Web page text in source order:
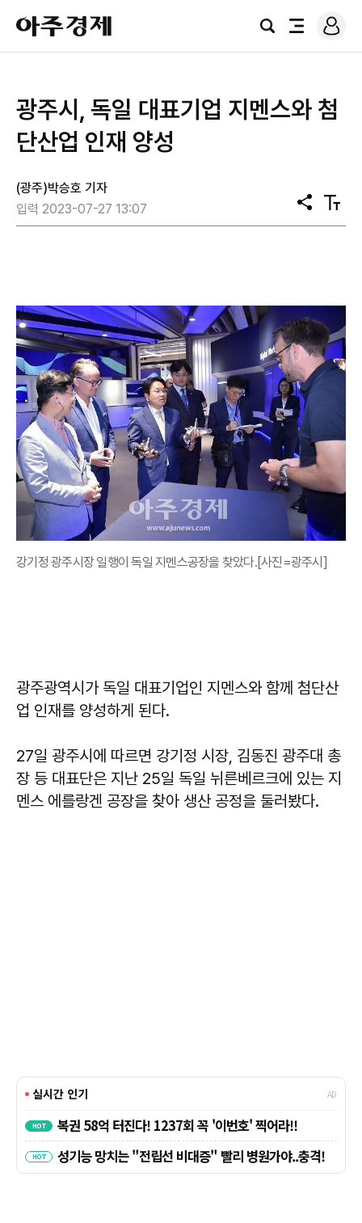
아
주
경
검
전
로
그
광주시, 독일 대표기업 지멘스와 첨
단산업 인재 양성
(광주)박승호 기자
입력 2023-07-27 13:07
공
유
텍
스
강기정 광주시장 일행이 독일 지멘스공장을 찾았다.[사진=광주시]
광주광역시가 독일 대표기업인 지멘스와 함께 첨단산
업 인재를 양성하게 된다.
27일 광주시에 따르면 강기정 시장, 김동진 광주대 총
장 등 대표단은 지난 25일 독일 뉘른베르크에 있는 지
멘스 에를랑겐 공장을 찾아 생산 공정을 둘러봤다.